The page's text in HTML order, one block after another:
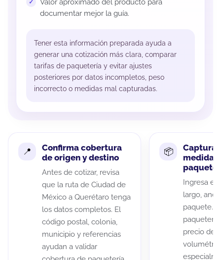
Valor aproximado del producto para
documentar mejor la guía.
Tener esta información preparada ayuda a
generar una cotización más clara, comparar
tarifas de paquetería y evitar ajustes
posteriores por datos incompletos, peso
incorrecto o medidas mal capturadas.
Confirma cobertura
de origen y destino
Antes de cotizar, revisa
que la ruta de Ciudad de
México a Querétaro tenga
los datos completos. El
código postal, colonia,
municipio y referencias
ayudan a validar
Captura
medidas
paquete
Ingresa el
largo,
paquete.
precio de